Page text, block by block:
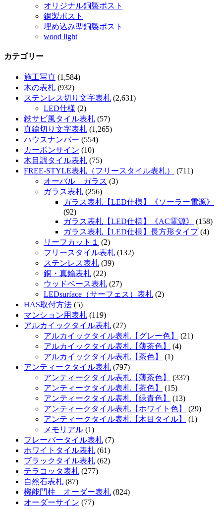
オリジナル銅製ポスト
銅製ポスト
埋め込み型銅製ポスト
wood light
カテゴリー
施工写真 (1,584)
木の表札 (932)
ステンレス切り文字表札 (2,631)
LED仕様 (2)
鉄サビ風タイル表札 (57)
真鍮切り文字表札 (1,265)
ハウスナンバー (554)
カーボンサイン (10)
木目調タイル表札 (75)
FREE-STYLE表札（フリースタイル表札）
(711)
オーバル ガラス (3)
ガラス表札 (256)
ガラス表札【LED仕様】《ソーラー電源》
(92)
ガラス表札【LED仕様】《AC電源》
(158)
ガラス表札【LED仕様】長方形タイプ(4)
リーフカット１
(2)
フリースタイル表札 (132)
ステンレス表札 (39)
銅・真鍮表札 (22)
ウッドベース表札 (27)
LEDsurface（サーフェス）表札 (2)
HAS取付方法 (5)
マンション用表札 (119)
アルカイックタイル表札 (27)
アルカイックタイル表札【グレー色】
(21)
アルカイックタイル表札【薄茶色】
(4)
アルカイックタイル表札【茶色】
(1)
アンティークタイル表札 (797)
アンティークタイル表札【薄茶色】
(337)
アンティークタイル表札【茶色】
(15)
アンティークタイル表札【緑青色】
(13)
アンティークタイル表札【ホワイト色】
(29)
アンティークタイル表札【木目タイル】
(1)
メモリアル (1)
フレーバータイル表札 (7)
ホワイトタイル表札 (61)
ブラックタイル表札 (62)
テラコッタ表札 (277)
自然石表札 (87)
機能門柱 オーダー表札 (824)
オーダーサイン (77)